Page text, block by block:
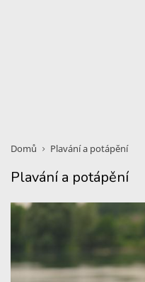
Domů Plavání a potápění
Plavání a potápění